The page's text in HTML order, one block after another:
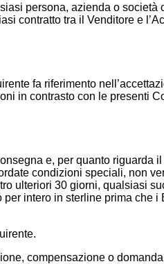
persona, azienda o
contratto tra il Venditore e
fa riferimento
in contrasto con le presenti
e, per quanto riguarda
condizioni speciali, non
ulteriori 30 giorni, qualsiasi
intero in sterline prima che
compensazione o